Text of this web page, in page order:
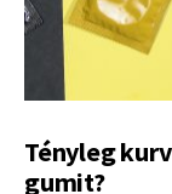
Tényleg
gumit?